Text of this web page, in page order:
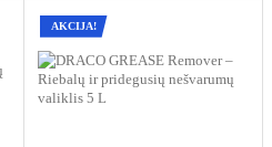
AKCIJA!